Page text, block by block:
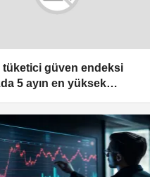
tüketici güven endeksi
5 ayın en yüksek